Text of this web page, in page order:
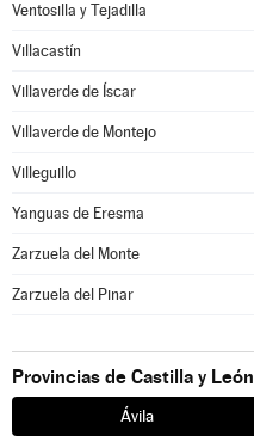
Ventosilla y Tejadilla
Villacastín
Villaverde de Íscar
Villaverde de Montejo
Villeguillo
Yanguas de Eresma
Zarzuela del Monte
Zarzuela del Pinar
Provincias de Castilla y León
Ávila